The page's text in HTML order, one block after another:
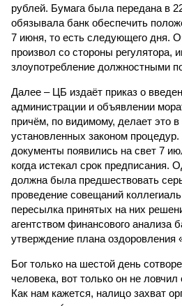
рублей. Бумага была передана в
обязывала банк обеспечить
7 июня, то есть следующего дня.
произвол со стороны регулятора,
злоупотребление должностными
Далее – ЦБ издаёт приказ о
администрации и объявлении
причём, по видимому, делает это
установленных законом
документы появились на свет 7
когда истекал срок предписания.
должна была предшествовать
проведение совещаний
пересылка принятых на них
агентством финансового анализа
утверждение плана оздоровления
Бог только на шестой день
человека, вот только он не
Как нам кажется, налицо захват